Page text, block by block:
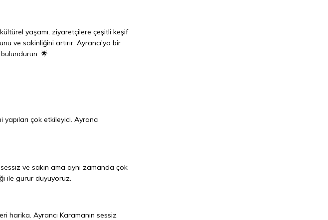
yaşamı, ziyaretçilere çeşitli keşif
ve sakinliğini artırır. Ayrancı'ya bir
🌟
çok etkileyici. Ayrancı
ve sakin ama aynı zamanda çok
ile gurur duyuyoruz.
harika. Ayrancı Karamanın sessiz